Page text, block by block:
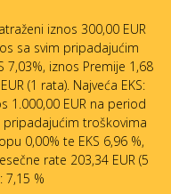
iznos 300,00 EUR
sa svim pripadajućim
7,03%, iznos Premije 1,68
(1 rata). Najveća EKS:
1.000,00 EUR na period
troškovima
0,00% te EKS 6,96 %,
rate 203,34 EUR (5
7,15 %